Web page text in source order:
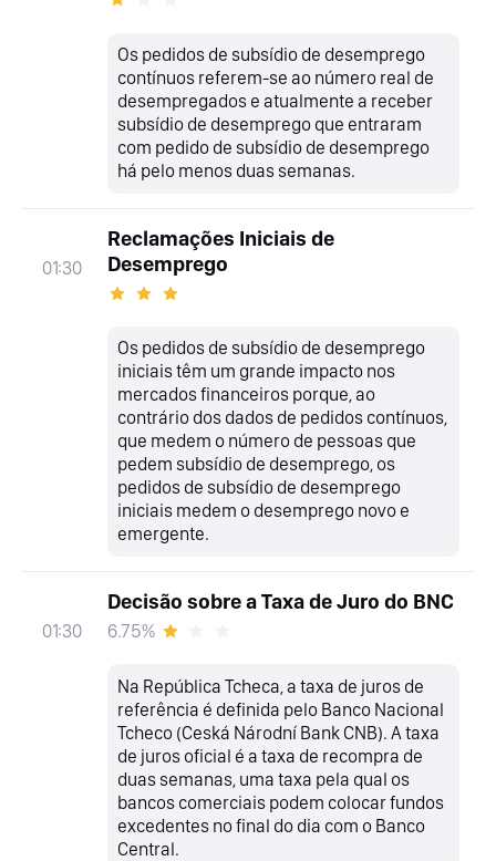
Os pedidos de subsídio de desemprego
contínuos referem-se ao número real de
desempregados e atualmente a receber
subsídio de desemprego que entraram
com pedido de subsídio de desemprego
há pelo menos duas semanas.
01:30
Reclamações Iniciais de
Desemprego
Os pedidos de subsídio de desemprego
iniciais têm um grande impacto nos
mercados financeiros porque, ao
contrário dos dados de pedidos contínuos,
que medem o número de pessoas que
pedem subsídio de desemprego, os
pedidos de subsídio de desemprego
iniciais medem o desemprego novo e
emergente.
01:30
Decisão sobre a Taxa de Juro do BNC
6.75%
Na República Tcheca, a taxa de juros de
referência é definida pelo Banco Nacional
Tcheco (Ceská Národní Bank CNB). A taxa
de juros oficial é a taxa de recompra de
duas semanas, uma taxa pela qual os
bancos comerciais podem colocar fundos
excedentes no final do dia com o Banco
Central.